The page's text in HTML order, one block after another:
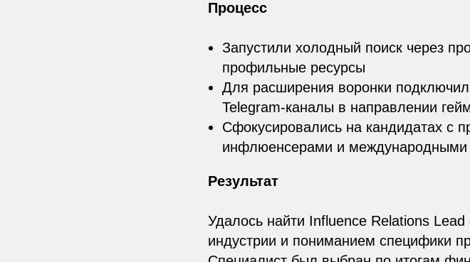
Процесс
Запустили холодный поиск через
профильные ресурсы
Для расширения воронки
Telegram-каналы в направлении
Сфокусировались на кандидатах с
инфлюенсерами и международными
Результат
Удалось найти Influence Relations
индустрии и пониманием специфики